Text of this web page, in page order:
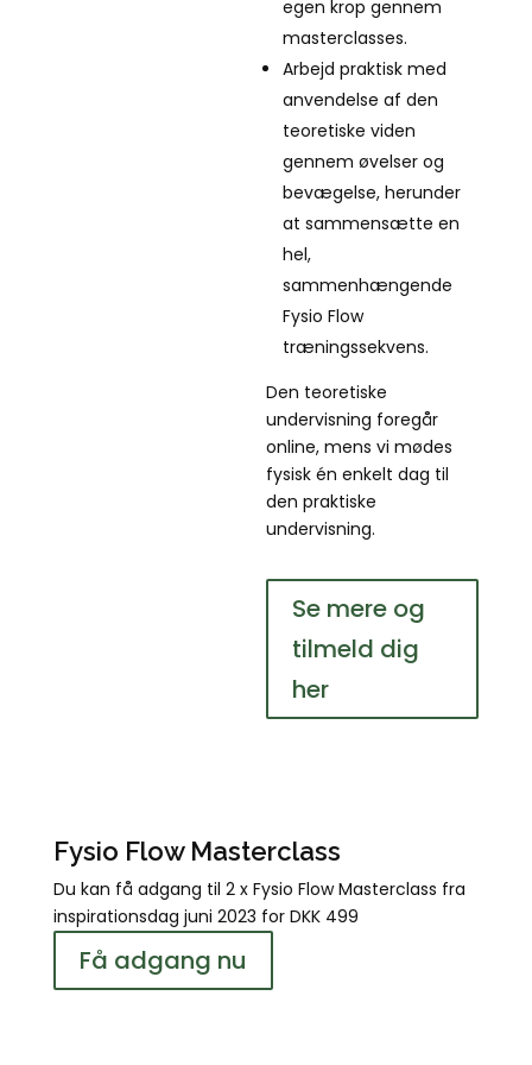
egen krop gennem
masterclasses.
Arbejd praktisk med
anvendelse af den
teoretiske viden
gennem øvelser og
bevægelse, herunder
at sammensætte en
hel,
sammenhængende
Fysio Flow
træningssekvens.
Den teoretiske
undervisning foregår
online, mens vi mødes
fysisk én enkelt dag til
den praktiske
undervisning.
Se mere og
tilmeld dig
her
Fysio Flow Masterclass
Du kan få adgang til 2 x Fysio Flow Masterclass fra
inspirationsdag juni 2023 for DKK 499
Få adgang nu